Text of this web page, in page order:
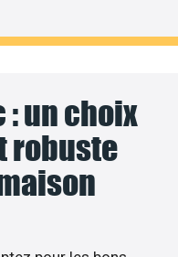
: un choix
robuste